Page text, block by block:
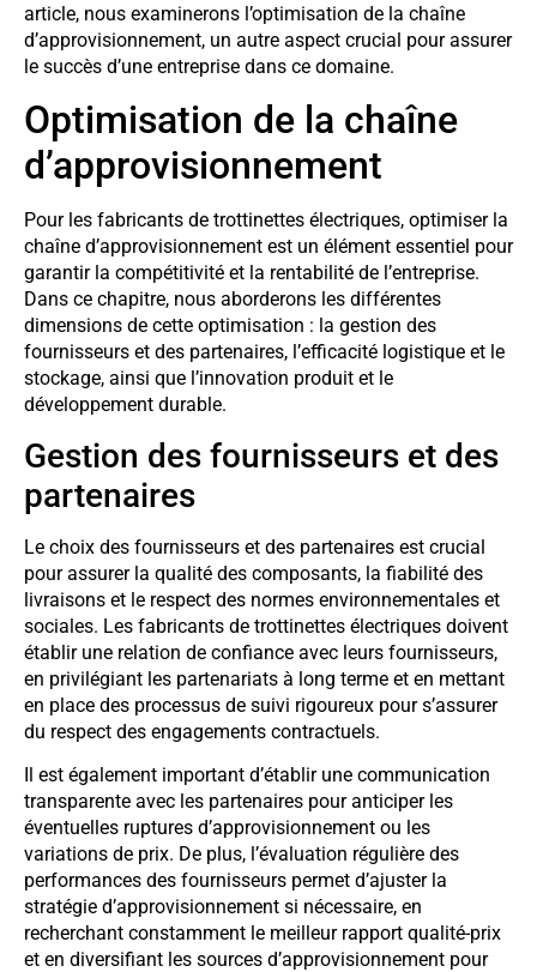
article, nous examinerons l’optimisation de la chaîne
d’approvisionnement, un autre aspect crucial pour assurer
le succès d’une entreprise dans ce domaine.
Optimisation de la chaîne
d’approvisionnement
Pour les fabricants de trottinettes électriques, optimiser la
chaîne d’approvisionnement est un élément essentiel pour
garantir la compétitivité et la rentabilité de l’entreprise.
Dans ce chapitre, nous aborderons les différentes
dimensions de cette optimisation : la gestion des
fournisseurs et des partenaires, l’efficacité logistique et le
stockage, ainsi que l’innovation produit et le
développement durable.
Gestion des fournisseurs et des
partenaires
Le choix des fournisseurs et des partenaires est crucial
pour assurer la qualité des composants, la fiabilité des
livraisons et le respect des normes environnementales et
sociales. Les fabricants de trottinettes électriques doivent
établir une relation de confiance avec leurs fournisseurs,
en privilégiant les partenariats à long terme et en mettant
en place des processus de suivi rigoureux pour s’assurer
du respect des engagements contractuels.
Il est également important d’établir une communication
transparente avec les partenaires pour anticiper les
éventuelles ruptures d’approvisionnement ou les
variations de prix. De plus, l’évaluation régulière des
performances des fournisseurs permet d’ajuster la
stratégie d’approvisionnement si nécessaire, en
recherchant constamment le meilleur rapport qualité-prix
et en diversifiant les sources d’approvisionnement pour